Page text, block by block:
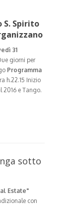
S. Spirito
31
giorni per
Programma
h.22.15 Inizio
e Tango.
sotto
Estate"
con